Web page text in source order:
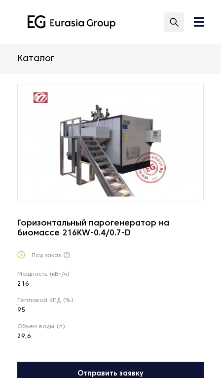
Каталог
Горизонтальный парогенератор на
биомассе 216KW-0.4/0.7-D
Под заказ
Мощность (кВт/ч)
216
Тепловой КПД (%)
95
Объем воды (л)
29,6
Отправить заявку